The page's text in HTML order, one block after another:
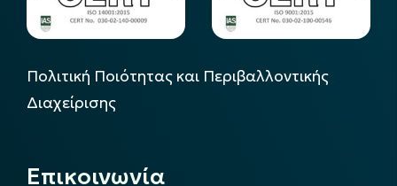
Πολιτική Ποιότητας και Περιβαλλοντικής
Διαχείρισης
Επικοινωνία